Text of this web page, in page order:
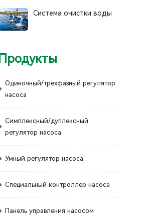
Система очистки воды
Продукты
Одиночный/трехфазный регулятор
насоса
Симплексный/дуплексный
регулятор насоса
Умный регулятор насоса
Специальный контроллер насоса
Панель управления насосом